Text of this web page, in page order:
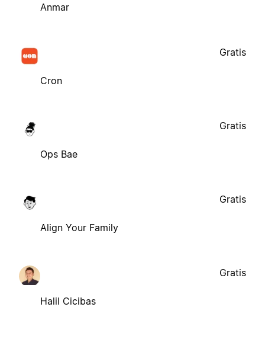
Anmar
Cron
Gratis
Ops Bae
Gratis
Align Your Family
Gratis
Halil Cicibas
Gratis